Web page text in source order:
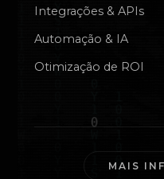
Integrações & APIs
Automação & IA
Otimização de ROI
MAIS